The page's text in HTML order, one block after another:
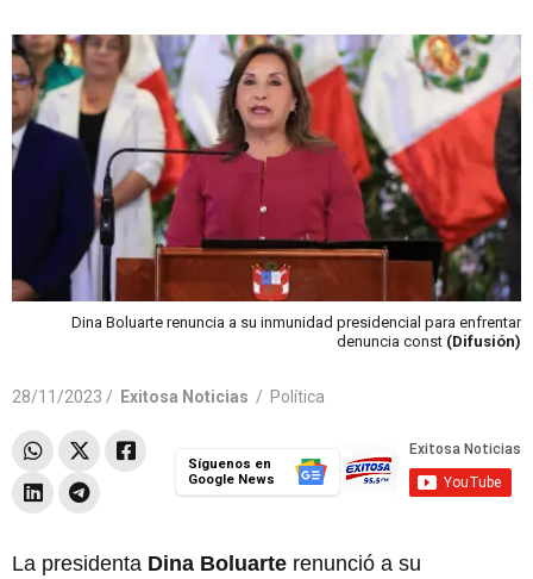
Dina Boluarte renuncia a su inmunidad presidencial para enfrentar
denuncia const (Difusión)
28/11/2023 / Exitosa Noticias / Política
Síguenos en
Google News
La presidenta Dina Boluarte renunció a su